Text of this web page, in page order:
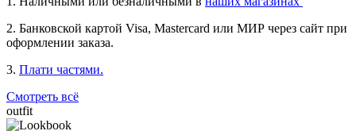
2. Банковской картой Visa, Mastercard или МИР через сайт при
оформлении заказа.
3. Плати частями.
Смотреть всё
outfit